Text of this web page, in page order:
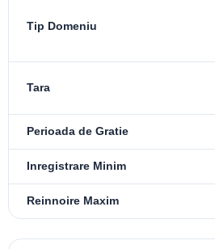
Tip Domeniu
Tara
Perioada de Gratie
Inregistrare Minim
Reinnoire Maxim